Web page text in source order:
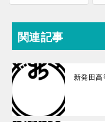
関連記事
新発田高